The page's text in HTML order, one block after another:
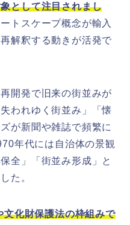
として注目されまし
トスケープ概念が輸入
解釈する動きが活発で
開発で旧来の街並みが
われゆく街並み」「懐
が新聞や雑誌で頻繁に
年代には自治体の景観
全」「街並み形成」と
た。
化財保護法の枠組みで